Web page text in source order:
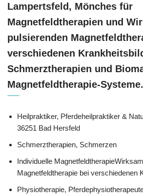
Lampertsfeld, Mönches für
Magnetfeldtherapien und
pulsierenden
verschiedenen
Schmerztherapien und
Magnetfeldtherapie-Systeme.
Heilpraktiker, Pferdeheilpraktiker &
36251 Bad Hersfeld
Schmerztherapien, Schmerzen
Individuelle
Magnetfeldtherapie bei verschiedenen
Physiotherapie,